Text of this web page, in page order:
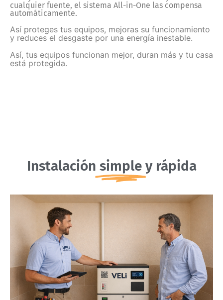
cualquier fuente, el sistema All-in-One las compensa
automáticamente.
Así proteges tus equipos, mejoras su funcionamiento
y reduces el desgaste por una energía inestable.
Así, tus equipos funcionan mejor, duran más y tu casa
está protegida.
Instalación simple y rápida